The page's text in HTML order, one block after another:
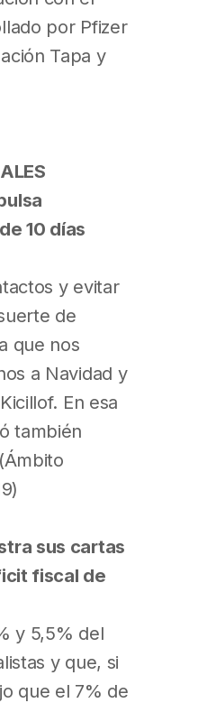
por Pfizer
Tapa y
10 días
y evitar
de
que nos
a Navidad y
En esa
también
sus cartas
fiscal de
y 5,5% del
y que, si
que el 7% de